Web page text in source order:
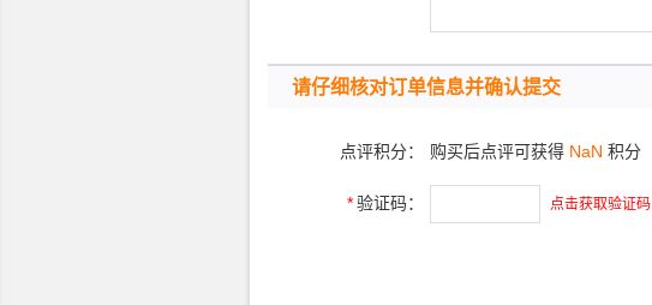
请仔细核对订单信息并确认提交
点评积分： 购买后点评可获得 NaN 积分
*验证码： 点击获取验证码